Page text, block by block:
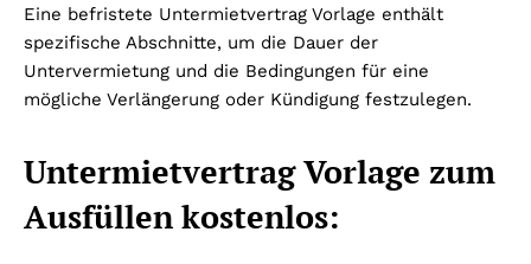
Eine befristete Untermietvertrag Vorlage enthält
spezifische Abschnitte, um die Dauer der
Untervermietung und die Bedingungen für eine
mögliche Verlängerung oder Kündigung festzulegen.
Untermietvertrag Vorlage zum
Ausfüllen kostenlos: